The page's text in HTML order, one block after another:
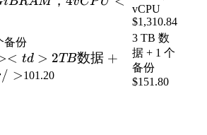
vCPU
$1,310.84
备份
td > 2TB数据 +
/ >101.20
3 TB 数
据 + 1 个
备份
$151.80